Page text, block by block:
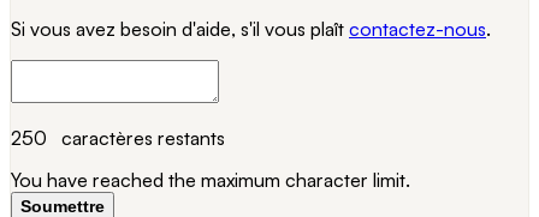
Si vous avez besoin d'aide, s'il vous plaît contactez-nous.
250 caractères restants
You have reached the maximum character limit.
Soumettre